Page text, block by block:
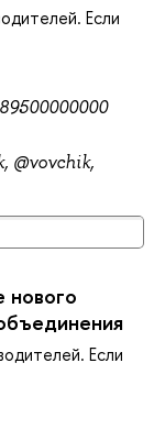
Если
@vovchik,
Если